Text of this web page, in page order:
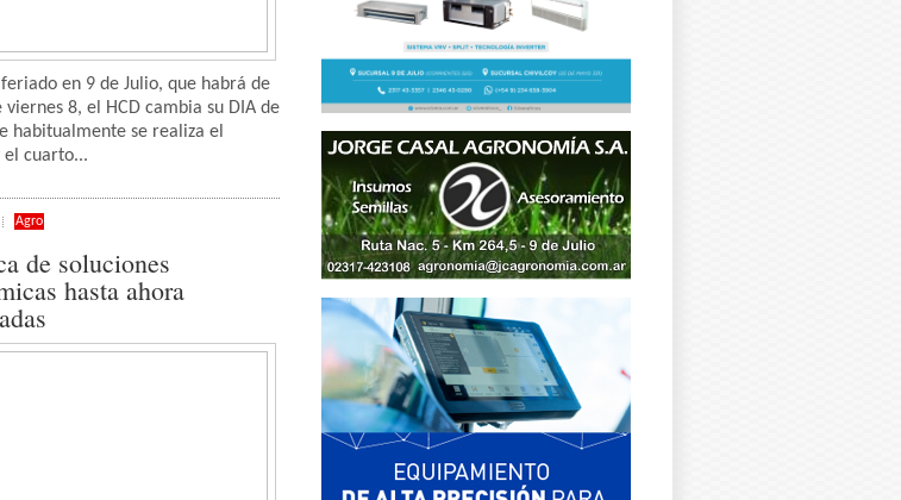
en 9 de Julio, que habrá de
viernes 8, el HCD cambia su DIA de
habitualmente se realiza el
el cuarto...
Agro
de soluciones
hasta ahora